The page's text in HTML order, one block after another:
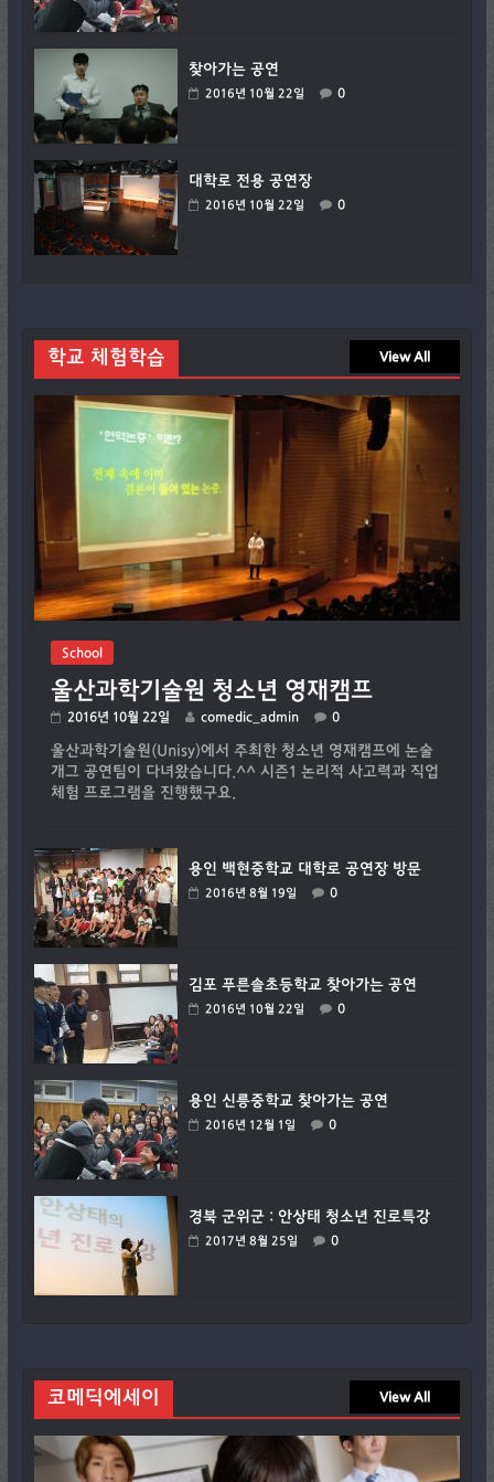
찾아가는 공연
2016년 10월 22일 0
대학로 전용 공연장
2016년 10월 22일 0
학교 체험학습 View All
School
울산과학기술원 청소년 영재캠프
2016년 10월 22일 comedic_admin 0
울산과학기술원(Unisy)에서 주최한 청소년 영재캠프에 논술
개그 공연팀이 다녀왔습니다.^^ 시즌1 논리적 사고력과 직업
체험 프로그램을 진행했구요.
용인 백현중학교 대학로 공연장 방문
2016년 8월 19일 0
김포 푸른솔초등학교 찾아가는 공연
2016년 10월 22일 0
용인 신릉중학교 찾아가는 공연
2016년 12월 1일 0
경북 군위군 : 안상태 청소년 진로특강
2017년 8월 25일 0
코메딕에세이 View All